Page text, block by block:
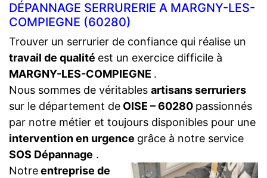
DÉPANNAGE SERRURERIE A MARGNY-LES-
COMPIEGNE (60280)
Trouver un serrurier de confiance qui réalise un
travail de qualité est un exercice difficile à
MARGNY-LES-COMPIEGNE .
Nous sommes de véritables artisans serruriers
sur le département de OISE – 60280 passionnés
par notre métier et toujours disponibles pour une
intervention en urgence grâce à notre service
SOS Dépannage .
Notreentreprise de